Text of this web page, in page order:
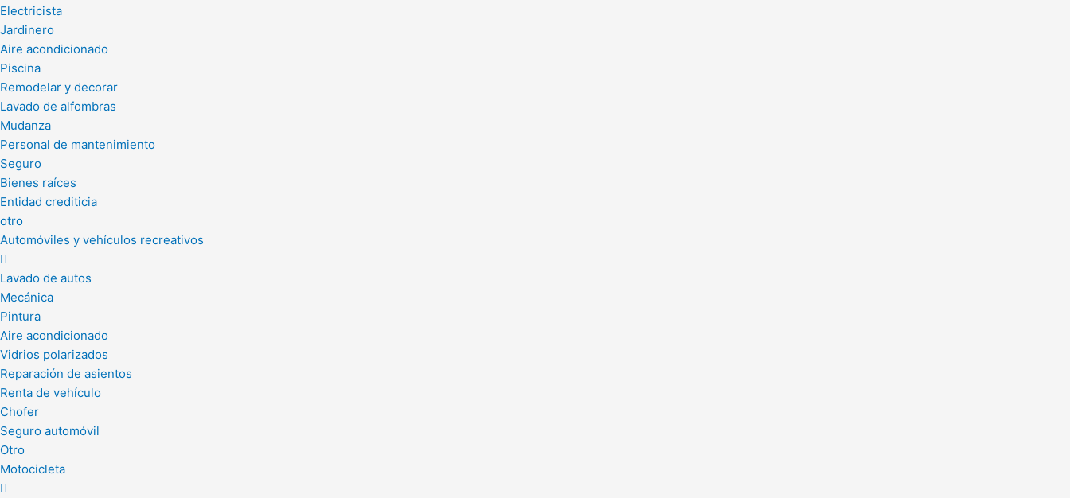
Electricista
Jardinero
Aire acondicionado
Piscina
Remodelar y decorar
Lavado de alfombras
Mudanza
Personal de mantenimiento
Seguro
Bienes raíces
Entidad crediticia
otro
Automóviles y vehículos recreativos
Lavado de autos
Mecánica
Pintura
Aire acondicionado
Vidrios polarizados
Reparación de asientos
Renta de vehículo
Chofer
Seguro automóvil
Otro
Motocicleta